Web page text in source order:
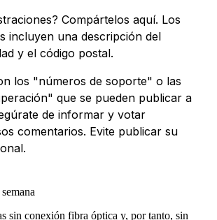
Compártelos aquí. Los
incluyen una descripción del
y el código postal.
los "números de soporte" o las
que se pueden publicar a
de informar y votar
comentarios. Evite publicar su